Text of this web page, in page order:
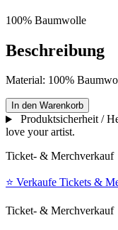
100% Baumwolle
Beschreibung
Material: 100%
In den Warenkorb
Produktsicherheit /
love your artist.
Ticket- & Merchverkauf
⭐️ Verkaufe Tickets &
Ticket- & Merchverkauf